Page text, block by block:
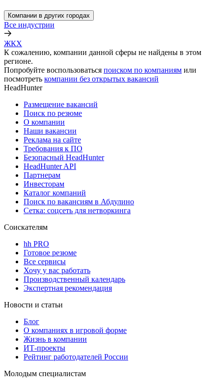
Компании в других городах
Все индустрии
ЖКХ
К сожалению, компании данной сферы не найдены в этом
регионе.
Попробуйте воспользоваться поиском по компаниям или
посмотреть компании без открытых вакансий
HeadHunter
Размещение вакансий
Поиск по резюме
О компании
Наши вакансии
Реклама на сайте
Требования к ПО
Безопасный HeadHunter
HeadHunter API
Партнерам
Инвесторам
Каталог компаний
Поиск по вакансиям в Абдулино
Сетка: соцсеть для нетворкинга
Соискателям
hh PRO
Готовое резюме
Все сервисы
Хочу у вас работать
Производственный календарь
Экспертная рекомендация
Новости и статьи
Блог
О компаниях в игровой форме
Жизнь в компании
ИТ-проекты
Рейтинг работодателей России
Молодым специалистам